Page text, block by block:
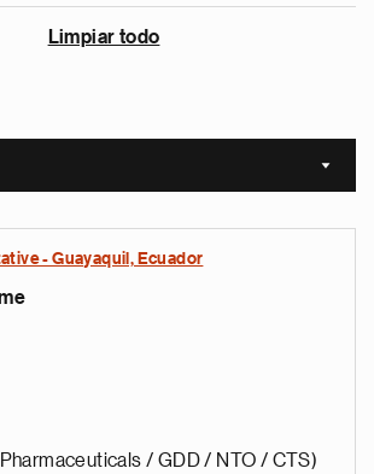
Limpiar todo
Sort
- Guayaquil, Ecuador
/ GDD / NTO / CTS)